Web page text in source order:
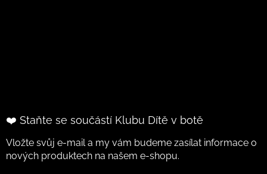
❤️ Staňte se součástí Klubu Dítě v botě
Vložte svůj e-mail a my vám budeme zasílat informace o
nových produktech na našem e-shopu.